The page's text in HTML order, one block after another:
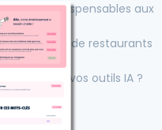
indispensables aux
2026
les groupes de restaurants
choisir vos outils IA ?